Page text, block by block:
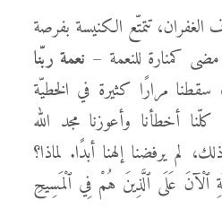
الغفران، تتمتّع الكنيسة بفرصة
كمنارة للنعمة – نعمة ربّنا
مرارًا كثيرة في الخطيّة
أخطأنا وأعوزنا مجد الله
ومع ذلك، لم يرفضنا إلهنا أبدًا. لماذا؟
ٱلْآنَ عَلَى ٱلَّذِينَ هُمْ فِي ٱلْمَسِيحِ